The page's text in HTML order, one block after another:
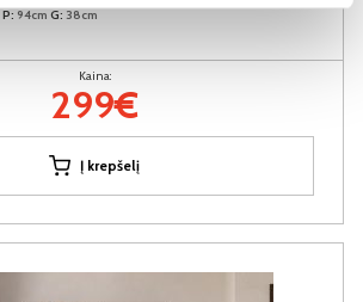
P: 94cm G: 38cm
Kaina:
299€
Į krepšelį